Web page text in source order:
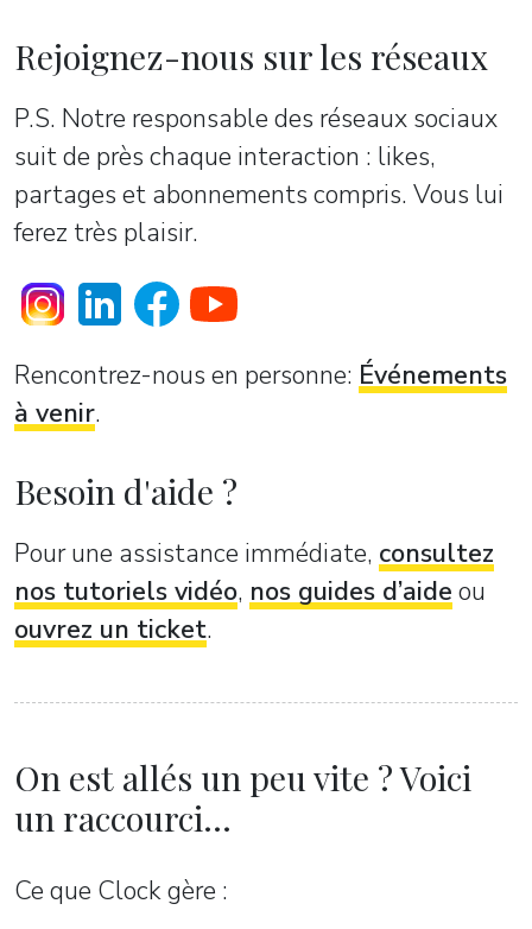
Rejoignez-nous sur les réseaux
P.S. Notre responsable des réseaux sociaux
suit de près chaque interaction : likes,
partages et abonnements compris. Vous lui
ferez très plaisir.
Rencontrez-nous en personne: Événements
à venir.
Besoin d'aide ?
Pour une assistance immédiate, consultez
nos tutoriels vidéo, nos guides d’aide ou
ouvrez un ticket.
On est allés un peu vite ? Voici
un raccourci...
Ce que Clock gère :